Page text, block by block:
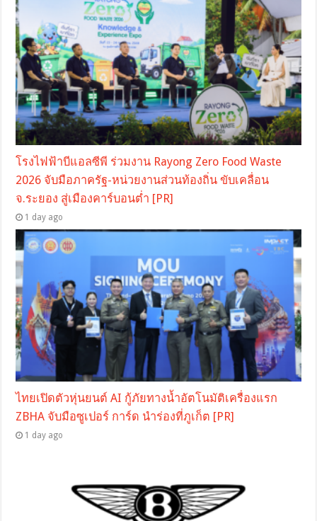
โรงไฟฟ้าบีแอลซีพี ร่วมงาน Rayong Zero Food Waste
2026 จับมือภาครัฐ-หน่วยงานส่วนท้องถิ่น ขับเคลื่อน
จ.ระยอง สู่เมืองคาร์บอนต่ำ [PR]
1 day ago
ไทยเปิดตัวหุ่นยนต์ AI กู้ภัยทางน้ำอัตโนมัติเครื่องแรก
ZBHA จับมือซูเปอร์ การ์ด นำร่องที่ภูเก็ต [PR]
1 day ago